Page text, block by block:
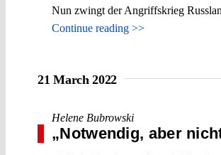
Nun zwingt der Angriffskrieg
Continue reading >>
21 March 2022
Helene Bubrowski
„Notwendig, aber